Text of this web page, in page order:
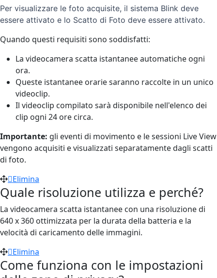
Per visualizzare le foto acquisite, il sistema Blink deve
essere attivato e lo Scatto di Foto deve essere attivato.
Quando questi requisiti sono soddisfatti:
La videocamera scatta istantanee automatiche ogni
ora.
Queste istantanee orarie saranno raccolte in un unico
videoclip.
Il videoclip compilato sarà disponibile nell'elenco dei
clip ogni 24 ore circa.
Importante: gli eventi di movimento e le sessioni Live View
vengono acquisiti e visualizzati separatamente dagli scatti
di foto.
Elimina
Quale risoluzione utilizza e perché?
La videocamera scatta istantanee con una risoluzione di
640 x 360 ottimizzata per la durata della batteria e la
velocità di caricamento delle immagini.
Elimina
Come funziona con le impostazioni